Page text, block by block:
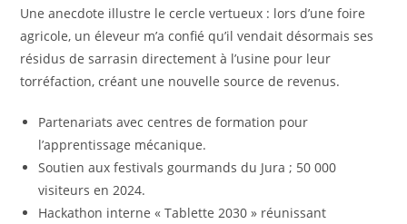
Une anecdote illustre le cercle vertueux : lors d’une foire
agricole, un éleveur m’a confié qu’il vendait désormais ses
résidus de sarrasin directement à l’usine pour leur
torréfaction, créant une nouvelle source de revenus.
Partenariats avec centres de formation pour
l’apprentissage mécanique.
Soutien aux festivals gourmands du Jura ; 50 000
visiteurs en 2024.
Hackathon interne « Tablette 2030 » réunissant